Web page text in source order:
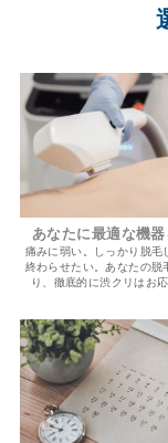
あなたに最適な機
痛みに弱い。しっかり脱毛
終わらせたい。あなたの脱
り、徹底的に渋クリはお応